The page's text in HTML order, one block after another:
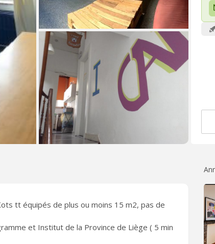
tt équipés de plus ou moins 15 m2, pas de
et Institut de la Province de Liège ( 5 min